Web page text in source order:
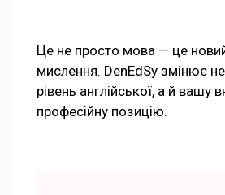
Це не просто мова — це
мислення. DenEdSy змінює
рівень англійської, а й вашу
професійну позицію.